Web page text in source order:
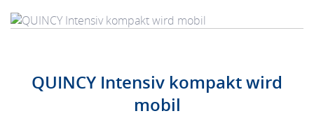
QUINCY Intensiv kompakt wird
mobil